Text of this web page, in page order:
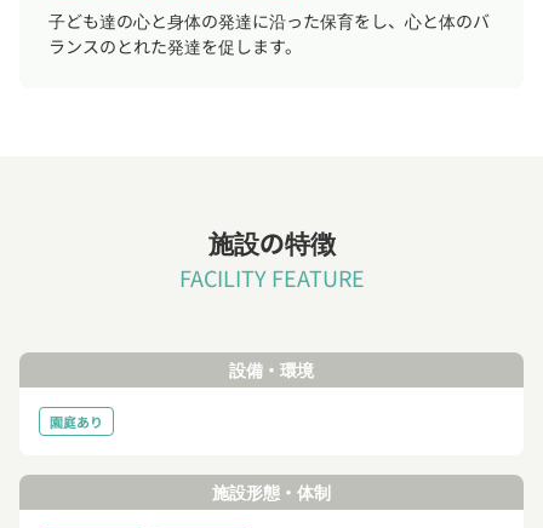
子ども達の心と身体の発達に沿った保育をし、心と体のバ
ランスのとれた発達を促します。
施設の特徴
FACILITY FEATURE
設備・環境
園庭あり
施設形態・体制